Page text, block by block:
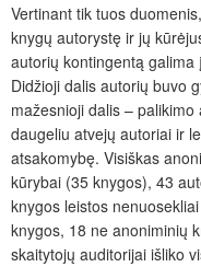
Vertinant tik tuos
knygų autorystę ir jų
autorių kontingentą
Didžioji dalis autorių buvo
mažesnioji dalis –
daugeliu atvejų autoriai ir
atsakomybę. Visiškas
kūrybai (35 knygos), 43
knygos leistos
knygos, 18 ne anoniminių
skaitytojų auditorijai išliko